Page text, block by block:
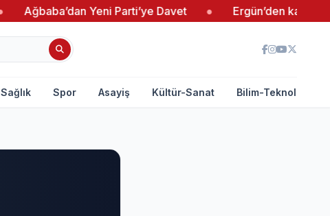
Ağbaba’dan Yeni Parti’ye Davet Ergün’den kadın
Sağlık Spor Asayiş Kültür-Sanat Bilim-Teknoloji